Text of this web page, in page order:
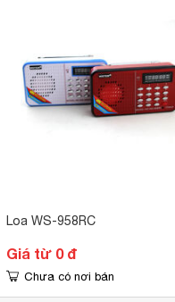
Loa WS-958RC
Giá từ 0 đ
Chưa có nơi bán